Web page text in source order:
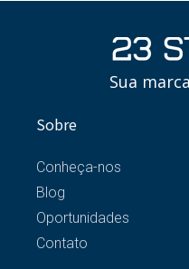
Sua
Sobre
Conheça-nos
Blog
Oportunidades
Contato